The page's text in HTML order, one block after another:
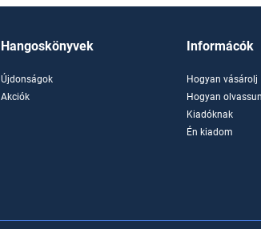
Hangoskönyvek
Újdonságok
Akciók
Informácók
Hogyan vásárolj
Hogyan
Kiadóknak
Én kiadom